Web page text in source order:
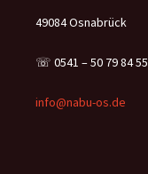
49084 Osnabrück
☏ 0541 – 50 79 84 55
info@nabu-os.de